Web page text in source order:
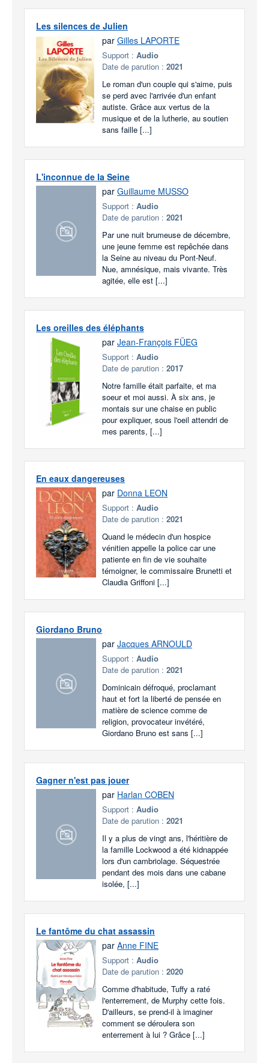
Les silences de Julien
par Gilles LAPORTE
Support : Audio
Date de parution : 2021
Le roman d'un couple qui s'aime, puis
se perd avec l'arrivée d'un enfant
autiste. Grâce aux vertus de la
musique et de la lutherie, au soutien
sans faille [...]
L'inconnue de la Seine
par Guillaume MUSSO
Support : Audio
Date de parution : 2021
Par une nuit brumeuse de décembre,
une jeune femme est repêchée dans
la Seine au niveau du Pont-Neuf.
Nue, amnésique, mais vivante. Très
agitée, elle est [...]
Les oreilles des éléphants
par Jean-François FÜEG
Support : Audio
Date de parution : 2017
Notre famille était parfaite, et ma
soeur et moi aussi. À six ans, je
montais sur une chaise en public
pour expliquer, sous l'oeil attendri de
mes parents, [...]
En eaux dangereuses
par Donna LEON
Support : Audio
Date de parution : 2021
Quand le médecin d'un hospice
vénitien appelle la police car une
patiente en fin de vie souhaite
témoigner, le commissaire Brunetti et
Claudia Griffoni [...]
Giordano Bruno
par Jacques ARNOULD
Support : Audio
Date de parution : 2021
Dominicain défroqué, proclamant
haut et fort la liberté de pensée en
matière de science comme de
religion, provocateur invétéré,
Giordano Bruno est sans [...]
Gagner n'est pas jouer
par Harlan COBEN
Support : Audio
Date de parution : 2021
Il y a plus de vingt ans, l'héritière de
la famille Lockwood a été kidnappée
lors d'un cambriolage. Séquestrée
pendant des mois dans une cabane
isolée, [...]
Le fantôme du chat assassin
par Anne FINE
Support : Audio
Date de parution : 2020
Comme d'habitude, Tuffy a raté
l'enterrement, de Murphy cette fois.
D'ailleurs, se prend-il à imaginer
comment se déroulera son
enterrement à lui ? Grâce [...]